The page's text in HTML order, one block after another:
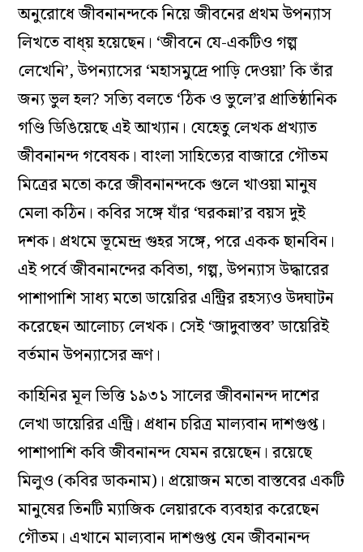
অনুরোধে জীবনানন্দকে নিয়ে জীবনের প্রথম উপন্যাস
লিখতে বাধ্য় হয়েছেন। ‘জীবনে যে-একটিও গল্প
লেখেনি’, উপন্যাসের ‘মহাসমুদ্রে পাড়ি দেওয়া’ কি তাঁর
জন্য ভুল হল? সত্যি বলতে ‘ঠিক ও ভুলে’র প্রাতিষ্ঠানিক
গণ্ডি ডিঙিয়েছে এই আখ্যান। যেহেতু লেখক প্রখ্যাত
জীবনানন্দ গবেষক। বাংলা সাহিত্যের বাজারে গৌতম
মিত্রের মতো করে জীবনানন্দকে গুলে খাওয়া মানুষ
মেলা কঠিন। কবির সঙ্গে যাঁর ‘ঘরকন্না’র বয়স দুই
দশক। প্রথমে ভূমেন্দ্র গুহর সঙ্গে, পরে একক ছানবিন।
এই পর্বে জীবনানন্দের কবিতা, গল্প, উপন্যাস উদ্ধারের
পাশাপাশি সাধ্য মতো ডায়েরির এন্ট্রির রহস্যও উদঘাটন
করেছেন আলোচ্য লেখক। সেই ‘জাদুবাস্তব’ ডায়েরিই
বর্তমান উপন্যাসের ভ্রূণ।
কাহিনির মূল ভিত্তি ১৯৩১ সালের জীবনানন্দ দাশের
লেখা ডায়েরির এন্ট্রি। প্রধান চরিত্র মাল্যবান দাশগুপ্ত।
পাশাপাশি কবি জীবনানন্দ যেমন রয়েছেন। রয়েছে
মিলুও (কবির ডাকনাম)। প্রয়োজন মতো বাস্তবের একটি
মানুষের তিনটি ম্যাজিক লেয়ারকে ব্যবহার করেছেন
গৌতম। এখানে মাল্যবান দাশগুপ্ত যেন জীবনানন্দ